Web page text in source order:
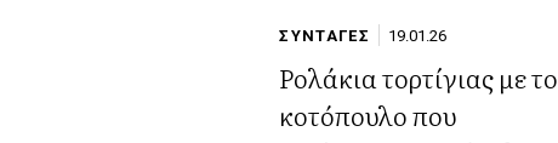
ΣΥΝΤΑΓΕΣ 19.01.26
Ρολάκια τορτίγιας με το
κοτόπουλο που